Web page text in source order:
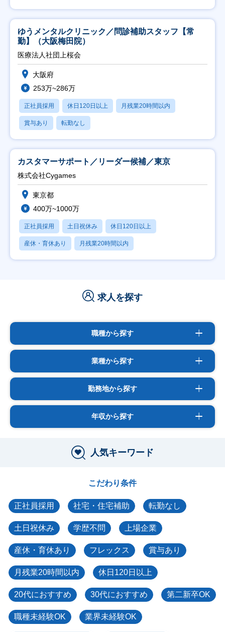
ゆうメンタルクリニック／問診補助スタッフ【常
勤】（大阪梅田院）
医療法人社団上桜会
大阪府
253万~286万
正社員採用 休日120日以上 月残業20時間以内
賞与あり 転勤なし
カスタマーサポート／リーダー候補／東京
株式会社Cygames
東京都
400万~1000万
正社員採用 土日祝休み 休日120日以上
産休・育休あり 月残業20時間以内
求人を探す
職種から探す
業種から探す
勤務地から探す
年収から探す
人気キーワード
こだわり条件
正社員採用 社宅・住宅補助 転勤なし
土日祝休み 学歴不問 上場企業
産休・育休あり フレックス 賞与あり
月残業20時間以内 休日120日以上
20代におすすめ 30代におすすめ 第二新卒OK
職種未経験OK 業界未経験OK